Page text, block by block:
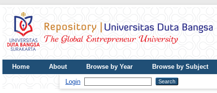
Home About Browse by Year
Browse by Subject
Login